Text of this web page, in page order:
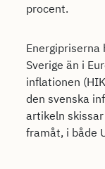
procent.
Sverige än i
inflationen
den svenska
artikeln
framåt, i både